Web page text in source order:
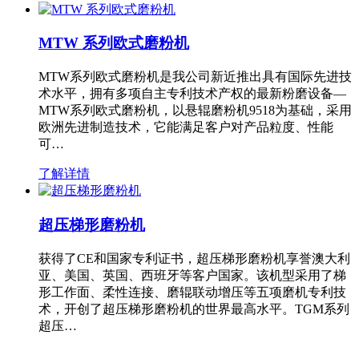
MTW 系列欧式磨粉机
MTW系列欧式磨粉机是我公司新近推出具有国际先进技
术水平，拥有多项自主专利技术产权的最新粉磨设备—
MTW系列欧式磨粉机，以悬辊磨粉机9518为基础，采用
欧洲先进制造技术，它能满足客户对产品粒度、性能
可…
了解详情
超压梯形磨粉机
获得了CE和国家专利证书，超压梯形磨粉机享誉澳大利
亚、美国、英国、西班牙等客户国家。该机型采用了梯
形工作面、柔性连接、磨辊联动增压等五项磨机专利技
术，开创了超压梯形磨粉机的世界最高水平。TGM系列
超压…